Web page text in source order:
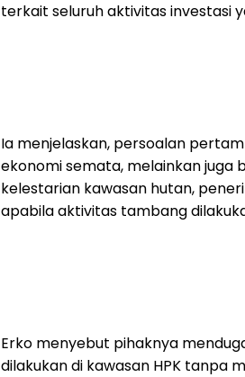
terkait seluruh aktivitas investasi
Ia menjelaskan, persoalan
ekonomi semata, melainkan juga
kelestarian kawasan hutan,
apabila aktivitas tambang
Erko menyebut pihaknya
dilakukan di kawasan HPK tanpa